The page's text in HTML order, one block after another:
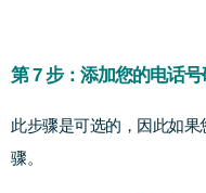
第 7 步：添加您的电话号
此步骤是可选的，因此如
骤。